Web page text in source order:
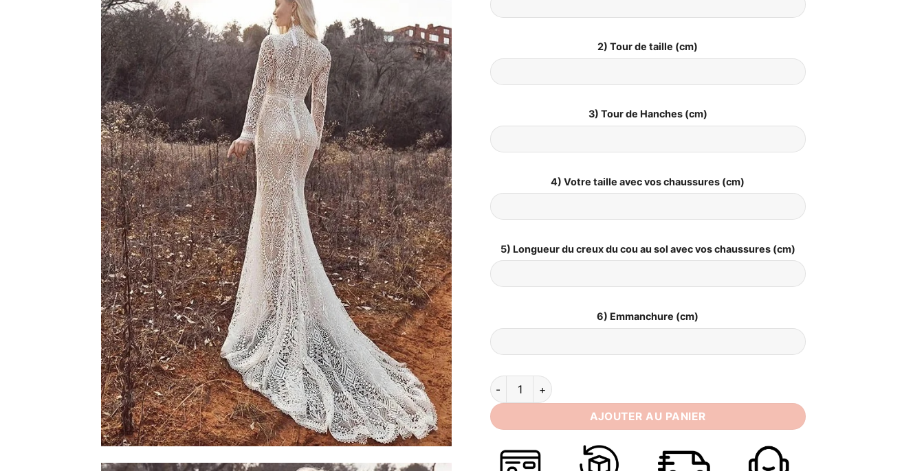
2) Tour de taille (cm)
3) Tour de Hanches (cm)
4) Votre taille avec vos chaussures (cm)
5) Longueur du creux du cou au sol avec vos chaussures (cm)
6) Emmanchure (cm)
quantité de Robe de Mariée bohème Simple
AJOUTER AU PANIER